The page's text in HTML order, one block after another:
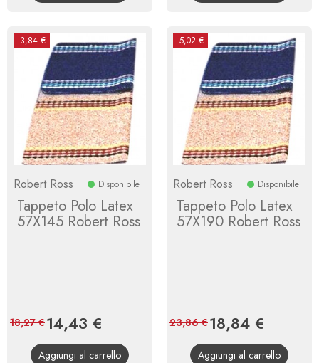
-3,84 €
Robert Ross Disponibile
Tappeto Polo Latex
57X145 Robert Ross
Prezzo
14,43 €
base
18,27 €
Aggiungi al carrello
-5,02 €
Robert Ross Disponibile
Tappeto Polo Latex
57X190 Robert Ross
Prezzo
18,84 €
base
23,86 €
Aggiungi al carrello